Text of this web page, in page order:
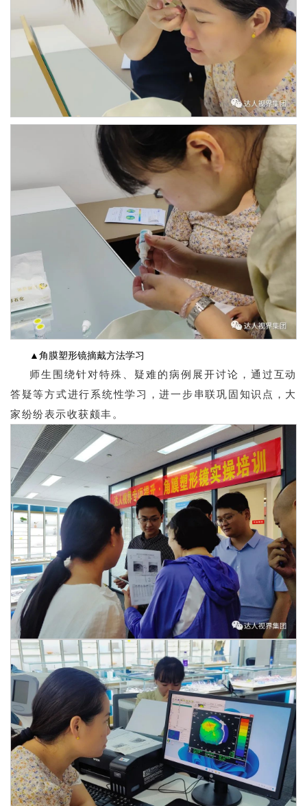
▲角膜塑形镜摘戴方法学习
师生围绕针对特殊、疑难的病例展开讨论，通过互动
答疑等方式进行系统性学习，进一步串联巩固知识点，大
家纷纷表示收获颇丰。